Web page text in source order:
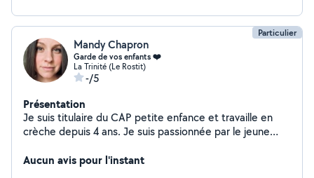
Particulier
Mandy Chapron
Garde de vos enfants ❤️
La Trinité (Le Rostit)
-/5
Présentation
Je suis titulaire du CAP petite enfance et travaille en
crèche depuis 4 ans. Je suis passionnée par le jeune
accompagner dans leur développement ! Je propose
Aucun avis pour l'instant